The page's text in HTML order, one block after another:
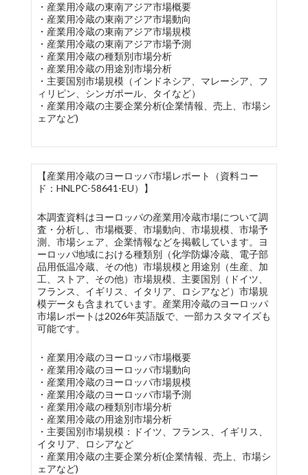
・産業用冷蔵の東南アジア市場概要
・産業用冷蔵の東南アジア市場動向
・産業用冷蔵の東南アジア市場規模
・産業用冷蔵の東南アジア市場予測
・産業用冷蔵の種類別市場分析
・産業用冷蔵の用途別市場分析
・主要国別市場規模（インドネシア、マレーシア、フ
ィリピン、シンガポール、タイなど）
・産業用冷蔵の主要企業分析(企業情報、売上、市場シ
ェアなど)
【産業用冷蔵のヨーロッパ市場レポート（資料コー
ド：HNLPC-58641-EU）】
本調査資料はヨーロッパの産業用冷蔵市場について調
査・分析し、市場概要、市場動向、市場規模、市場予
測、市場シェア、企業情報などを掲載しています。ヨ
ーロッパ地域における種類別（化学防爆冷蔵、電子部
品用低温冷蔵、その他）市場規模と用途別（生産、加
工、ストア、その他）市場規模、主要国別（ドイツ、
フランス、イギリス、イタリア、ロシアなど）市場規
模データも含まれています。産業用冷蔵のヨーロッパ
市場レポートは2026年英語版で、一部カスタマイズも
可能です。
・産業用冷蔵のヨーロッパ市場概要
・産業用冷蔵のヨーロッパ市場動向
・産業用冷蔵のヨーロッパ市場規模
・産業用冷蔵のヨーロッパ市場予測
・産業用冷蔵の種類別市場分析
・産業用冷蔵の用途別市場分析
・主要国別市場規模：ドイツ、フランス、イギリス、
イタリア、ロシアなど
・産業用冷蔵の主要企業分析(企業情報、売上、市場シ
ェアなど)